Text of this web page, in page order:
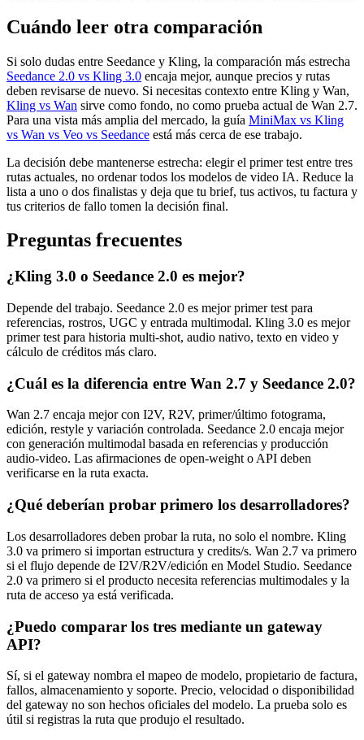
Cuándo leer otra comparación
Si solo dudas entre Seedance y Kling, la comparación más estrecha
Seedance 2.0 vs Kling 3.0 encaja mejor, aunque precios y rutas
deben revisarse de nuevo. Si necesitas contexto entre Kling y Wan,
Kling vs Wan sirve como fondo, no como prueba actual de Wan 2.7.
Para una vista más amplia del mercado, la guía MiniMax vs Kling
vs Wan vs Veo vs Seedance está más cerca de ese trabajo.
La decisión debe mantenerse estrecha: elegir el primer test entre tres
rutas actuales, no ordenar todos los modelos de video IA. Reduce la
lista a uno o dos finalistas y deja que tu brief, tus activos, tu factura y
tus criterios de fallo tomen la decisión final.
Preguntas frecuentes
¿Kling 3.0 o Seedance 2.0 es mejor?
Depende del trabajo. Seedance 2.0 es mejor primer test para
referencias, rostros, UGC y entrada multimodal. Kling 3.0 es mejor
primer test para historia multi-shot, audio nativo, texto en video y
cálculo de créditos más claro.
¿Cuál es la diferencia entre Wan 2.7 y Seedance 2.0?
Wan 2.7 encaja mejor con I2V, R2V, primer/último fotograma,
edición, restyle y variación controlada. Seedance 2.0 encaja mejor
con generación multimodal basada en referencias y producción
audio-video. Las afirmaciones de open-weight o API deben
verificarse en la ruta exacta.
¿Qué deberían probar primero los desarrolladores?
Los desarrolladores deben probar la ruta, no solo el nombre. Kling
3.0 va primero si importan estructura y credits/s. Wan 2.7 va primero
si el flujo depende de I2V/R2V/edición en Model Studio. Seedance
2.0 va primero si el producto necesita referencias multimodales y la
ruta de acceso ya está verificada.
¿Puedo comparar los tres mediante un gateway
API?
Sí, si el gateway nombra el mapeo de modelo, propietario de factura,
fallos, almacenamiento y soporte. Precio, velocidad o disponibilidad
del gateway no son hechos oficiales del modelo. La prueba solo es
útil si registras la ruta que produjo el resultado.